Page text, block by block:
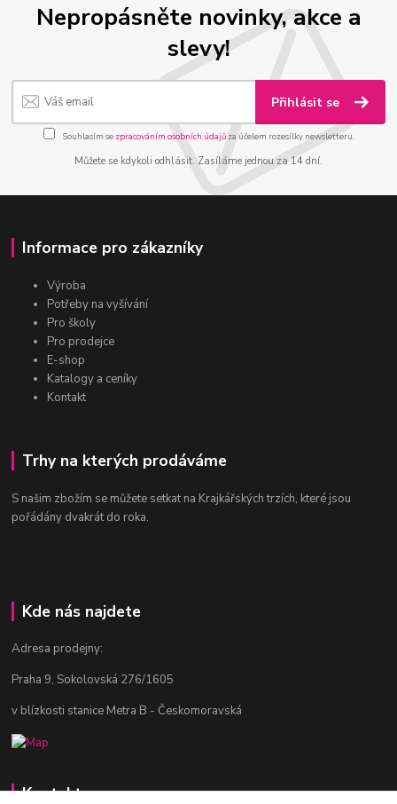
Nepropásněte novinky, akce a
slevy!
Přihlásit se
Souhlasím se zpracováním osobních údajůza účelem rozesílky newsletteru.
Můžete se kdykoli odhlásit. Zasíláme jednou za 14 dní.
Informace pro zákazníky
Výroba
Potřeby na vyšívání
Pro školy
Pro prodejce
E-shop
Katalogy a ceníky
Kontakt
Trhy na kterých prodáváme
S našim zbožím se můžete setkat na Krajkářských trzích, které jsou
pořádány dvakrát do roka.
Kde nás najdete
Adresa prodejny:
Praha 9, Sokolovská 276/1605
v blízkosti stanice Metra B - Českomoravská
Kontakty